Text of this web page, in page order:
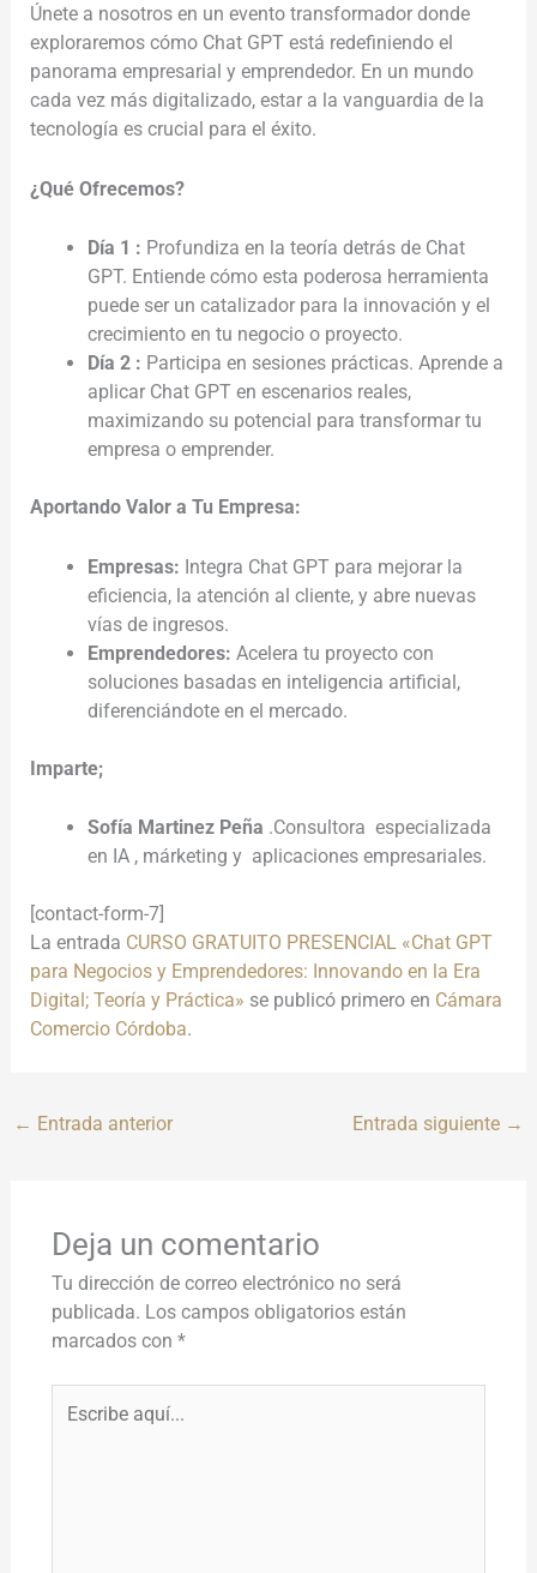
Únete a nosotros en un evento transformador donde
exploraremos cómo Chat GPT está redefiniendo el
panorama empresarial y emprendedor. En un mundo
cada vez más digitalizado, estar a la vanguardia de la
tecnología es crucial para el éxito.
¿Qué Ofrecemos?
Día 1 : Profundiza en la teoría detrás de Chat
GPT. Entiende cómo esta poderosa herramienta
puede ser un catalizador para la innovación y el
crecimiento en tu negocio o proyecto.
Día 2 : Participa en sesiones prácticas. Aprende a
aplicar Chat GPT en escenarios reales,
maximizando su potencial para transformar tu
empresa o emprender.
Aportando Valor a Tu Empresa:
Empresas: Integra Chat GPT para mejorar la
eficiencia, la atención al cliente, y abre nuevas
vías de ingresos.
Emprendedores: Acelera tu proyecto con
soluciones basadas en inteligencia artificial,
diferenciándote en el mercado.
Imparte;
Sofía Martinez Peña .Consultora especializada
en IA , márketing y aplicaciones empresariales.
[contact-form-7]
La entrada CURSO GRATUITO PRESENCIAL «Chat GPT
para Negocios y Emprendedores: Innovando en la Era
Digital; Teoría y Práctica» se publicó primero en Cámara
Comercio Córdoba.
← Entrada anterior Entrada siguiente →
Deja un comentario
Tu dirección de correo electrónico no será
publicada. Los campos obligatorios están
marcados con *
aquí...